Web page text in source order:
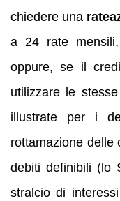
chiedere una
a 24 rate
oppure, se il
utilizzare le
illustrate per i
rottamazione delle
debiti definibili (lo
stralcio di